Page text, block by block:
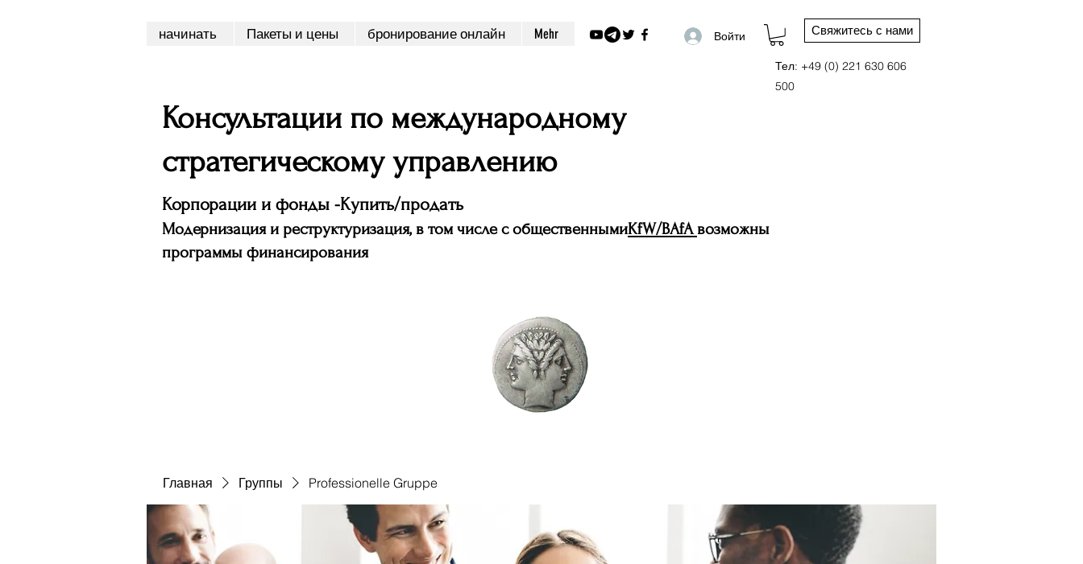
начинать Пакеты и цены бронирование онлайн Mehr Войти Свяжитесь с нами
Тел: +49 (0) 221 630 606
500
Консультации по международному
стратегическому управлению
Корпорации и фонды -Купить/продать
Модернизация и реструктуризация, в том числе с общественнымиKfW/BAfA возможны
программы финансирования
Главная Группы Professionelle Gruppe